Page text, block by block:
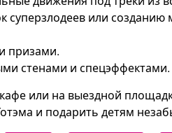
суперзлодеев или
призами.
стенами и спецэффектами.
или на выездной
и подарить детям